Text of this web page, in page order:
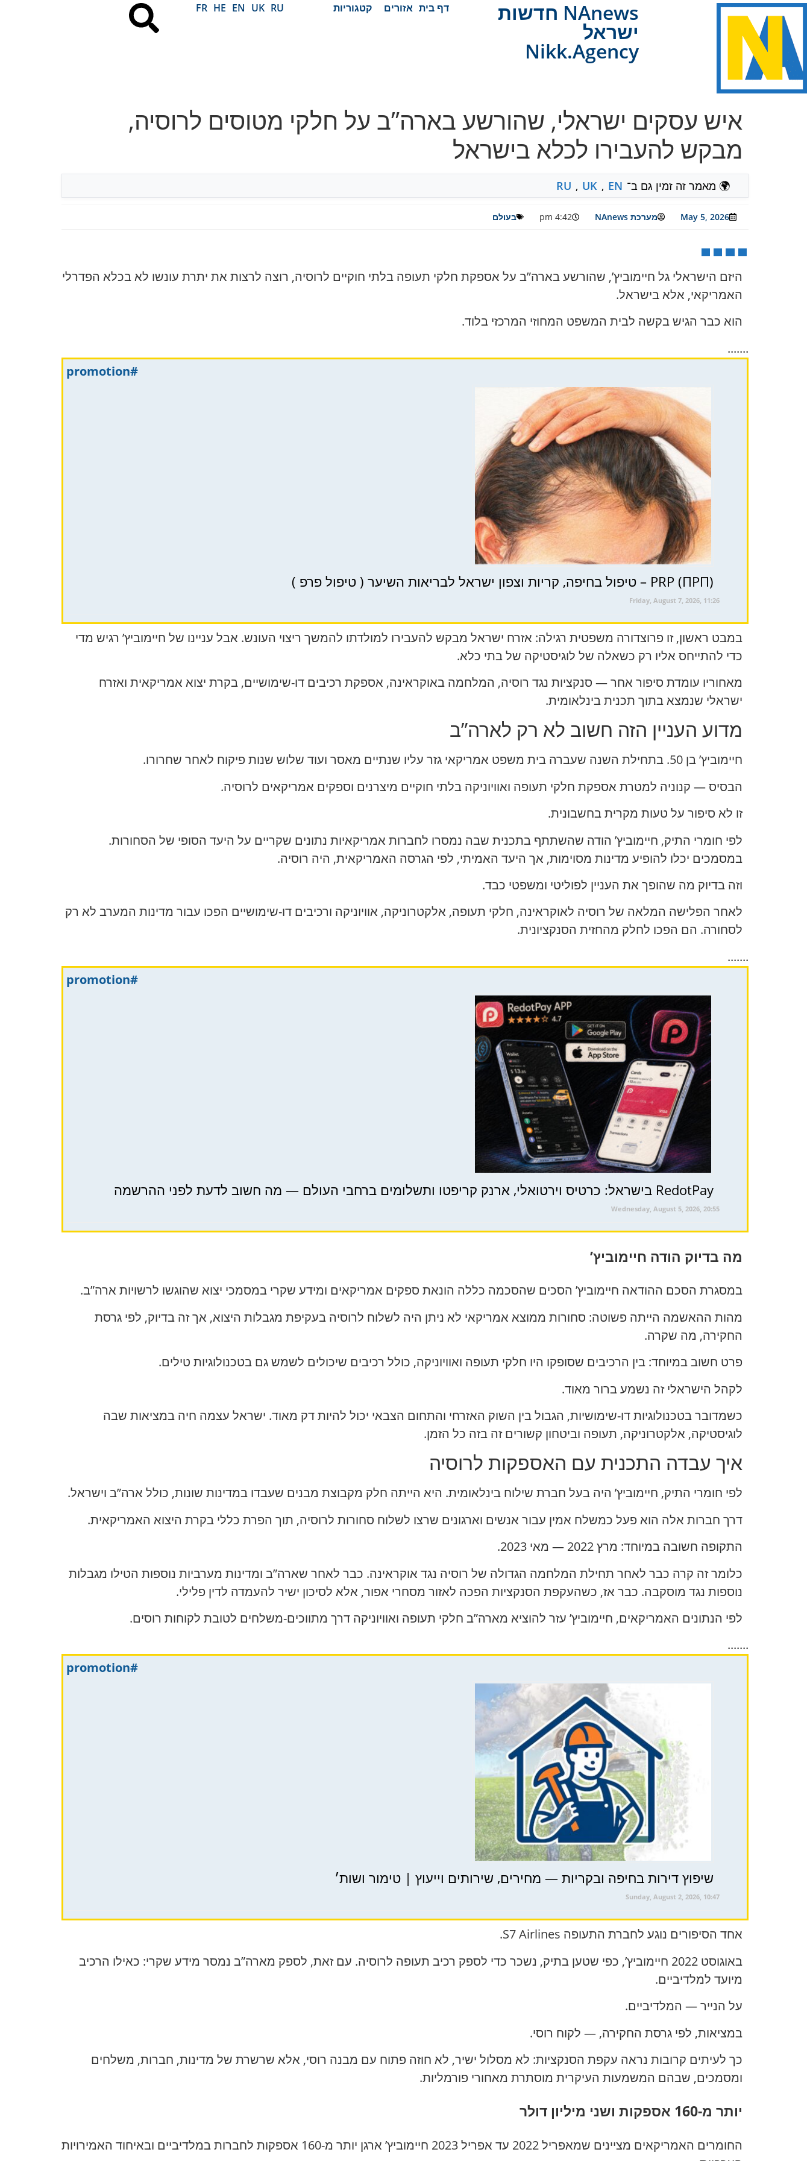
NAnews חדשות
ישראל
Nikk.Agency
דף בית אזורים קטגוריות RU
UK
EN
HE
FR
איש עסקים ישראלי, שהורשע בארה”ב על חלקי מטוסים לרוסיה,
מבקש להעבירו לכלא בישראל
🌍 מאמר זה זמין גם ב־ RU , UK , EN
May 5, 2026 מערכת NAnews 4:42 pm בעולם
היזם הישראלי גל חיימוביץ’, שהורשע בארה”ב על אספקת חלקי תעופה בלתי חוקיים לרוסיה, רוצה לרצות את יתרת עונשו לא בכלא הפדרלי
האמריקאי, אלא בישראל.
הוא כבר הגיש בקשה לבית המשפט המחוזי המרכזי בלוד.
.......
#promotion
PRP (ПРП) – טיפול בחיפה, קריות וצפון ישראל לבריאות השיער ( טיפול פרפ )
Friday, August 7, 2026, 11:26
במבט ראשון, זו פרוצדורה משפטית רגילה: אזרח ישראל מבקש להעבירו למולדתו להמשך ריצוי העונש. אבל עניינו של חיימוביץ’ רגיש מדי
כדי להתייחס אליו רק כשאלה של לוגיסטיקה של בתי כלא.
מאחוריו עומדת סיפור אחר — סנקציות נגד רוסיה, המלחמה באוקראינה, אספקת רכיבים דו-שימושיים, בקרת יצוא אמריקאית ואזרח
ישראלי שנמצא בתוך תכנית בינלאומית.
מדוע העניין הזה חשוב לא רק לארה”ב
חיימוביץ’ בן 50. בתחילת השנה שעברה בית משפט אמריקאי גזר עליו שנתיים מאסר ועוד שלוש שנות פיקוח לאחר שחרורו.
הבסיס — קנוניה למטרת אספקת חלקי תעופה ואוויוניקה בלתי חוקיים מיצרנים וספקים אמריקאים לרוסיה.
זו לא סיפור על טעות מקרית בחשבונית.
לפי חומרי התיק, חיימוביץ’ הודה שהשתתף בתכנית שבה נמסרו לחברות אמריקאיות נתונים שקריים על היעד הסופי של הסחורות.
במסמכים יכלו להופיע מדינות מסוימות, אך היעד האמיתי, לפי הגרסה האמריקאית, היה רוסיה.
וזה בדיוק מה שהופך את העניין לפוליטי ומשפטי כבד.
לאחר הפלישה המלאה של רוסיה לאוקראינה, חלקי תעופה, אלקטרוניקה, אוויוניקה ורכיבים דו-שימושיים הפכו עבור מדינות המערב לא רק
לסחורה. הם הפכו לחלק מהחזית הסנקציונית.
.......
#promotion
RedotPay בישראל: כרטיס וירטואלי, ארנק קריפטו ותשלומים ברחבי העולם — מה חשוב לדעת לפני ההרשמה
Wednesday, August 5, 2026, 20:55
מה בדיוק הודה חיימוביץ’
במסגרת הסכם ההודאה חיימוביץ’ הסכים שהסכמה כללה הונאת ספקים אמריקאים ומידע שקרי במסמכי יצוא שהוגשו לרשויות ארה”ב.
מהות ההאשמה הייתה פשוטה: סחורות ממוצא אמריקאי לא ניתן היה לשלוח לרוסיה בעקיפת מגבלות היצוא, אך זה בדיוק, לפי גרסת
החקירה, מה שקרה.
פרט חשוב במיוחד: בין הרכיבים שסופקו היו חלקי תעופה ואוויוניקה, כולל רכיבים שיכולים לשמש גם בטכנולוגיות טילים.
לקהל הישראלי זה נשמע ברור מאוד.
כשמדובר בטכנולוגיות דו-שימושיות, הגבול בין השוק האזרחי והתחום הצבאי יכול להיות דק מאוד. ישראל עצמה חיה במציאות שבה
לוגיסטיקה, אלקטרוניקה, תעופה וביטחון קשורים זה בזה כל הזמן.
איך עבדה התכנית עם האספקות לרוסיה
לפי חומרי התיק, חיימוביץ’ היה בעל חברת שילוח בינלאומית. היא הייתה חלק מקבוצת מבנים שעבדו במדינות שונות, כולל ארה”ב וישראל.
דרך חברות אלה הוא פעל כמשלח אמין עבור אנשים וארגונים שרצו לשלוח סחורות לרוסיה, תוך הפרת כללי בקרת היצוא האמריקאית.
התקופה חשובה במיוחד: מרץ 2022 — מאי 2023.
כלומר זה קרה כבר לאחר תחילת המלחמה הגדולה של רוסיה נגד אוקראינה. כבר לאחר שארה”ב ומדינות מערביות נוספות הטילו מגבלות
נוספות נגד מוסקבה. כבר אז, כשהעקפת הסנקציות הפכה לאזור מסחרי אפור, אלא לסיכון ישיר להעמדה לדין פלילי.
לפי הנתונים האמריקאים, חיימוביץ’ עזר להוציא מארה”ב חלקי תעופה ואוויוניקה דרך מתווכים-משלחים לטובת לקוחות רוסים.
.......
#promotion
שיפוץ דירות בחיפה ובקריות — מחירים, שירותים וייעוץ | טימור ושות׳
Sunday, August 2, 2026, 10:47
אחד הסיפורים נוגע לחברת התעופה S7 Airlines.
באוגוסט 2022 חיימוביץ’, כפי שטען בתיק, נשכר כדי לספק רכיב תעופה לרוסיה. עם זאת, לספק מארה”ב נמסר מידע שקרי: כאילו הרכיב
מיועד למלדיביים.
על הנייר — המלדיביים.
במציאות, לפי גרסת החקירה, — לקוח רוסי.
כך לעיתים קרובות נראה עקפת הסנקציות: לא מסלול ישיר, לא חוזה פתוח עם מבנה רוסי, אלא שרשרת של מדינות, חברות, משלחים
ומסמכים, שבהם המשמעות העיקרית מוסתרת מאחורי פורמליות.
יותר מ-160 אספקות ושני מיליון דולר
החומרים האמריקאים מציינים שמאפריל 2022 עד אפריל 2023 חיימוביץ’ ארגן יותר מ-160 אספקות לחברות במלדיביים ובאיחוד האמירויות